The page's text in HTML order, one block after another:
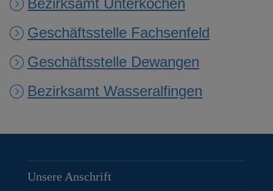
Bezirksamt Unterkochen
Geschäftsstelle Fachsenfeld
Geschäftsstelle Dewangen
Bezirksamt Wasseralfingen
Unsere Anschrift